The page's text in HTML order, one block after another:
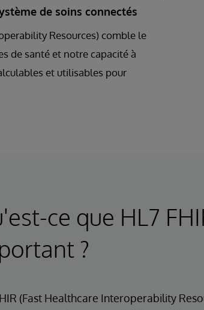
de soins connectés
Resources) comble le
de santé et notre capacité à
et utilisables pour
ce que HL7
?
(Fast Healthcare Interoperability